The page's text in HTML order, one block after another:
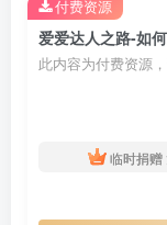
爱爱达人之路-如
此内容为付费资源
临时捐赠
付费资源